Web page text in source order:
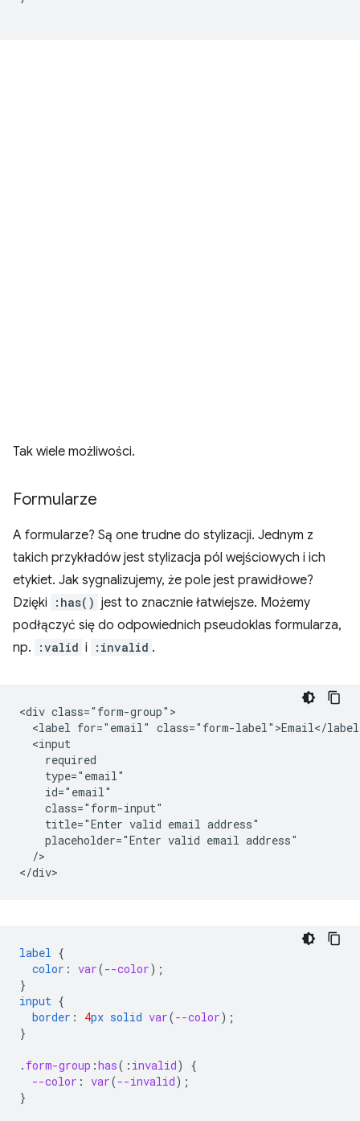
Tak wiele możliwości.
Formularze
A formularze? Są one trudne do stylizacji. Jednym z
takich przykładów jest stylizacja pól wejściowych i ich
etykiet. Jak sygnalizujemy, że pole jest prawidłowe?
Dzięki
:has() jest to znacznie łatwiejsze. Możemy
podłączyć się do odpowiednich pseudoklas formularza,
np.
:valid i :invalid .
<div class="form-group">
<label for="email" class="form-label">Email</
  <input
    required
    type="email"
    id="email"
    class="form-input"
    title="Enter valid email address"
    placeholder="Enter valid email address"
  />
label {
color : var(--color);
}
input {
border : 4px solid var(--color);
}
. form-group :has( : invalid)
{
--color : var(--invalid);
}